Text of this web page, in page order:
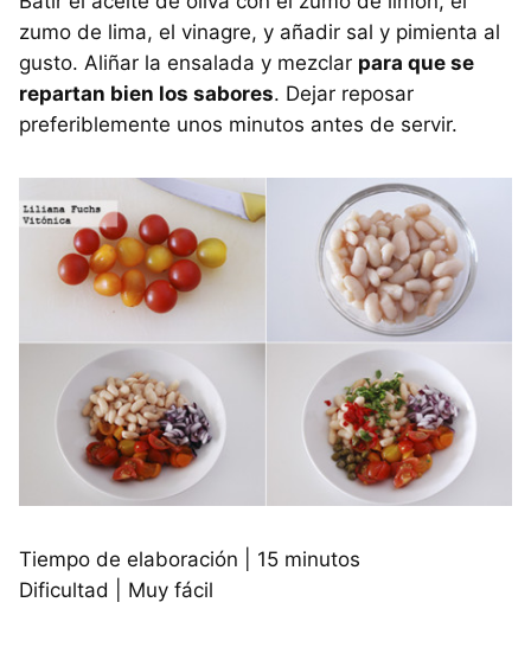
zumo de lima, el vinagre, y añadir sal y pimienta al
gusto. Aliñar la ensalada y mezclar para que se
repartan bien los sabores. Dejar reposar
preferiblemente unos minutos antes de servir.
Tiempo de elaboración | 15 minutos
Dificultad | Muy fácil